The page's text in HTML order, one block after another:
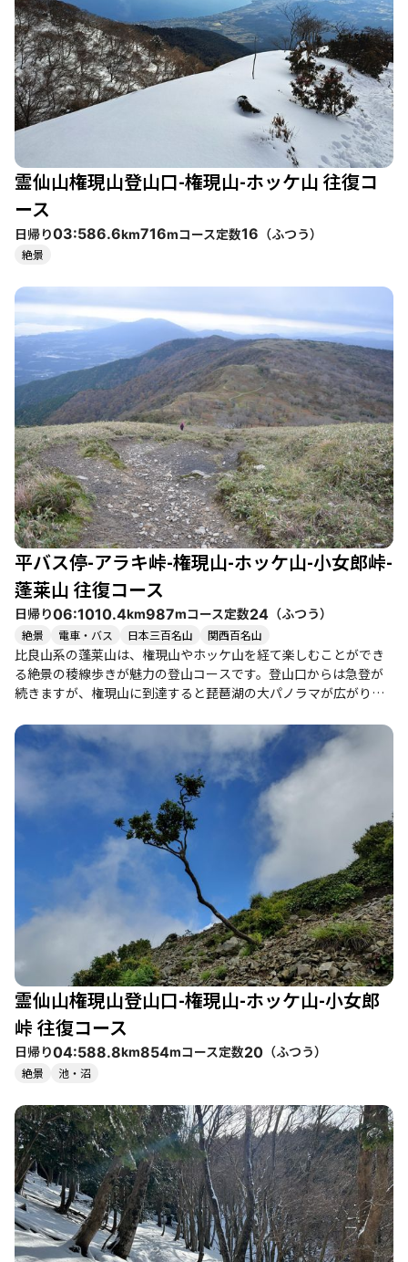
霊仙山権現山登山口-権現山-ホッケ山 往復コ
ース
日帰り03:586.6km716mコース定数16 （ふつう）
絶景
平バス停-アラキ峠-権現山-ホッケ山-小女郎峠-
蓬莱山 往復コース
日帰り06:1010.4km987mコース定数24 （ふつう）
絶景 電車・バス 日本三百名山 関西百名山
比良山系の蓬莱山は、権現山やホッケ山を経て楽しむことができ
る絶景の稜線歩きが魅力の登山コースです。登山口からは急登が
続きますが、権現山に到達すると琵琶湖の大パノラマが広がり、
に満ち、何度訪れても新たな感動を与えてくれます。 登山者たち
の体験談からは、雪の少ない時期でも歩きやすく、仲間と共にソ
リ遊びや雪だるま作りを楽しむ姿が見受けられ、童心に帰るひと
ときが味わえます。特に、権現山からホッケ山への道中は、琵琶
湖を見下ろしながらの楽しいひとときで、景色を楽しむ余裕もあ
り、初心者から健脚者まで幅広いレベルの登山者に適していま
特に春の花の季節や冬の雪景色は格別です。ただし、雪が残る時
期はアイゼンやワカンが必要になることもあるため、準備は怠ら
ないようにしましょう。 また、周辺には温泉やレトロな銭湯もあ
り、登山後のリフレッシュにも最適です。アクセスも良好で、登
山道は整備されており、混雑することも少ないため、静かな山行
を楽しむことができます。自然の中での癒しと達成感を味わえる
蓬莱山は、ぜひ訪れてみたいスポットです。
霊仙山権現山登山口-権現山-ホッケ山-小女郎
峠 往復コース
日帰り04:588.8km854mコース定数20 （ふつう）
絶景 池・沼